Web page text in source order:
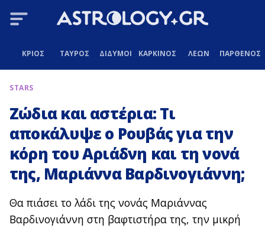
ΚΡΙΟΣ ΤΑΥΡΟΣ ΔΙΔΥΜΟΙ ΚΑΡΚΙΝΟΣ ΛΕΩΝ ΠΑΡΘΕΝΟΣ
STARS
Ζώδια και αστέρια: Τι
αποκάλυψε ο Ρουβάς για την
κόρη του Αριάδνη και τη νονά
της, Μαριάννα Βαρδινογιάννη;
Θα πιάσει το λάδι της νονάς Μαριάννας
Βαρδινογιάννη στη βαφτιστήρα της, την μικρή